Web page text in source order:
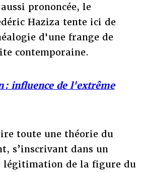
prononcée, le
Haziza tente ici de
d'une frange de
contemporaine.
: influence de l'extrême
toute une théorie du
s’inscrivant dans un
légitimation de la figure du